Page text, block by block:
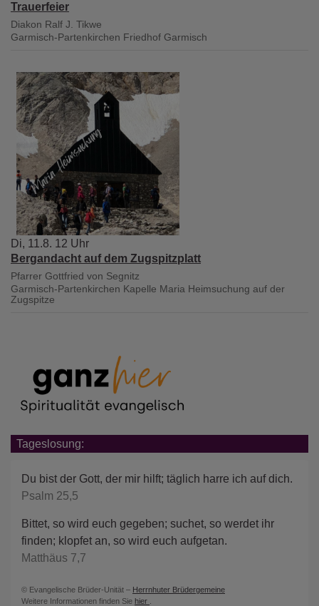
Trauerfeier
Diakon Ralf J. Tikwe
Garmisch-Partenkirchen Friedhof Garmisch
Di, 11.8. 12 Uhr
Bergandacht auf dem Zugspitzplatt
Pfarrer Gottfried von Segnitz
Garmisch-Partenkirchen Kapelle Maria Heimsuchung auf der
Zugspitze
Tageslosung:
Du bist der Gott, der mir hilft; täglich harre ich auf dich.
Psalm 25,5
Bittet, so wird euch gegeben; suchet, so werdet ihr
finden; klopfet an, so wird euch aufgetan.
Matthäus 7,7
© Evangelische Brüder-Unität – Herrnhuter Brüdergemeine
Weitere Informationen finden Sie hier